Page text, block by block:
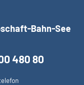
Bahn-See
480 80